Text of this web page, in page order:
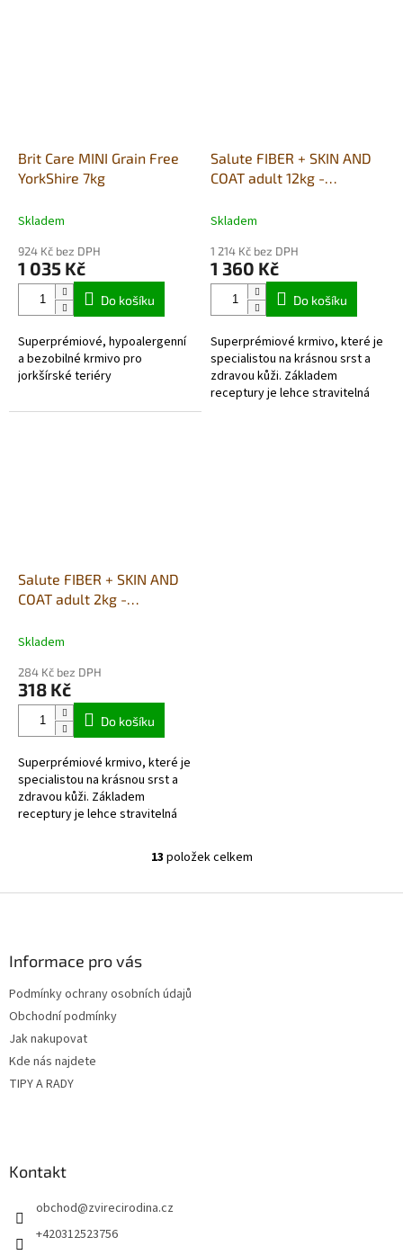
Brit Care MINI Grain Free
YorkShire 7kg
Skladem
924 Kč bez DPH
1 035 Kč
Do košíku
Superprémiové, hypoalergenní
a bezobilné krmivo pro
jorkšírské teriéry
Salute FIBER + SKIN AND
COAT adult 12kg -
Skladem
1 214 Kč bez DPH
1 360 Kč
Do košíku
Superprémiové krmivo, které je
specialistou na krásnou srst a
zdravou kůži. Základem
receptury je lehce stravitelná
Salute FIBER + SKIN AND
COAT adult 2kg -
Skladem
284 Kč bez DPH
318 Kč
Do košíku
Superprémiové krmivo, které je
specialistou na krásnou srst a
zdravou kůži. Základem
receptury je lehce stravitelná
dehydratovaného tuňáka (min.
O
l
13 položek celkem
Informace pro vás
Podmínky ochrany osobních údajů
Obchodní podmínky
Jak nakupovat
Kde nás najdete
TIPY A RADY
Kontakt
obchod@zvirecirodina.cz
+420312523756